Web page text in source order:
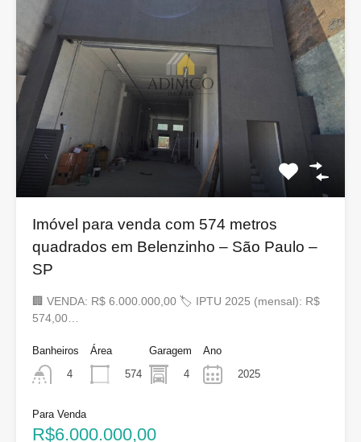
Imóvel para venda com 574 metros
quadrados em Belenzinho – São Paulo –
SP
🏢 VENDA: R$ 6.000.000,00 🏷 IPTU 2025 (mensal): R$
574,00…
Banheiros
4
Área
574
Garagem
4
Ano
2025
Para Venda
R$6.000.000,00